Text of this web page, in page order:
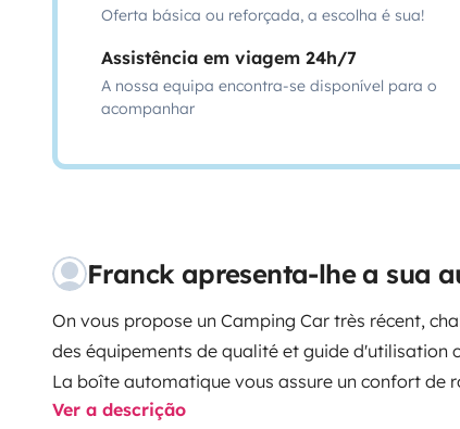
Oferta básica ou reforçada, a escolha é sua!
Assistência em viagem 24h/7
A nossa equipa encontra-se disponível para o
acompanhar
Franck apresenta-lhe a sua
On vous propose un Camping Car très récent,
des équipements de qualité et guide d'utilisation
La boîte automatique vous assure un confort de
Vous trouverez également de quoi occuper vos
Ver a descrição